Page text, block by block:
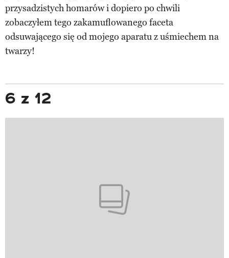
przysadzistych homarów i dopiero po chwili
zobaczyłem tego zakamuflowanego faceta
odsuwającego się od mojego aparatu z uśmiechem na
twarzy!
6 z 12